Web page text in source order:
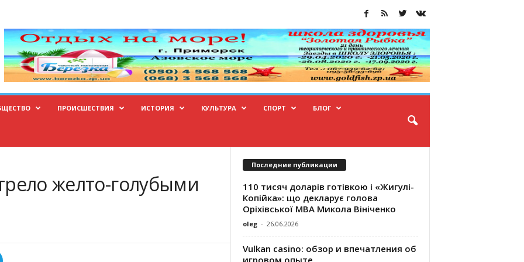
ПРОИСШЕСТВИЯ ИСТОРИЯ КУЛЬТУРА СПОРТ БЛОГ
желто-голубыми
Последние публикации
110 тисяч доларів готівкою і «Жигулі-
Копійка»: що декларує голова
Оріхівської МВА Микола Вініченко
oleg - 26.06.2026
Vulkan casino: обзор и впечатления об
игровом опыте